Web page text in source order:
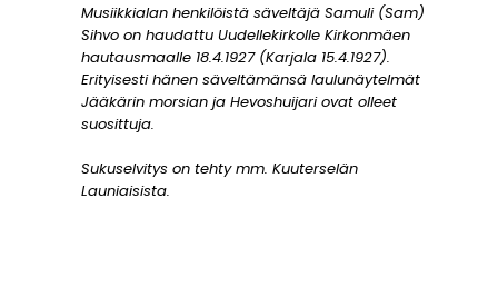
Musiikkialan henkilöistä säveltäjä Samuli (Sam)
Sihvo on haudattu Uudellekirkolle Kirkonmäen
hautausmaalle 18.4.1927 (Karjala 15.4.1927).
Erityisesti hänen säveltämänsä laulunäytelmät
Jääkärin morsian ja Hevoshuijari ovat olleet
suosittuja.
Sukuselvitys on tehty mm. Kuuterselän
Launiaisista.